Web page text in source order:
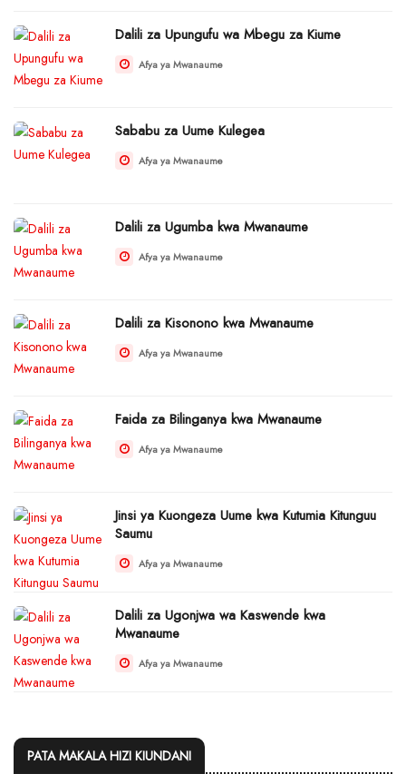
Dalili za Upungufu wa Mbegu za Kiume
Afya ya Mwanaume
Sababu za Uume Kulegea
Afya ya Mwanaume
Dalili za Ugumba kwa Mwanaume
Afya ya Mwanaume
Dalili za Kisonono kwa Mwanaume
Afya ya Mwanaume
Faida za Bilinganya kwa Mwanaume
Afya ya Mwanaume
Jinsi ya Kuongeza Uume kwa Kutumia Kitunguu
Saumu
Afya ya Mwanaume
Dalili za Ugonjwa wa Kaswende kwa
Mwanaume
Afya ya Mwanaume
PATA MAKALA HIZI KIUNDANI